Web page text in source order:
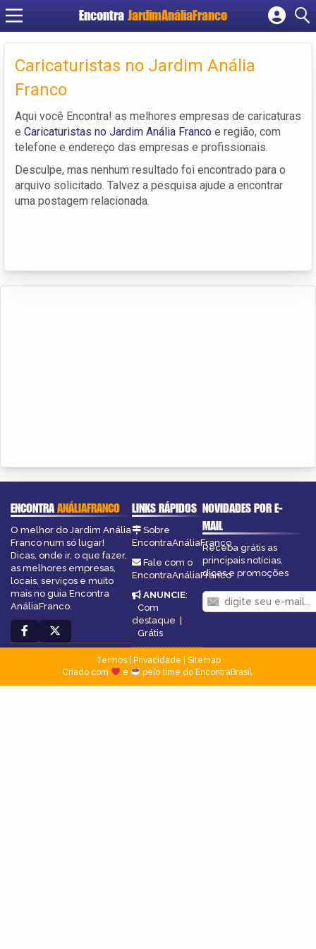
Encontra JardimAnáliaFranco
Cadastrar empresa
Criar conta
Caricaturistas no Jardim Anália
Franco
Aqui você Encontra! as melhores empresas de caricaturas
e Caricaturistas no Jardim Anália Franco e região, com
telefone e endereço das empresas e profissionais.
Desculpe, mas nenhum resultado foi encontrado para o
arquivo solicitado. Talvez a pesquisa ajude a encontrar
uma postagem relacionada.
ENCONTRAANÁLIAFRANCO
O melhor do Jardim Anália
Franco num só lugar!
Dicas, onde ir, o que fazer,
as melhores empresas,
locais, serviços e muito
mais no guia Encontra
AnáliaFranco.
LINKS RÁPIDOS
Sobre
EncontraAnáliaFranco
Fale com o
EncontraAnáliaFranco
ANUNCIE:
Com
destaque |
Grátis
NOVIDADES POR E-
MAIL
Receba grátis as
principais notícias,
dicas e promoções
Termos| Privacidade
Sitemap
Criado com
e pelo time do EncontraBrasil